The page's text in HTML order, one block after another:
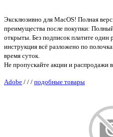
Эксклюзивно для MacOS! Полная
преимущества после покупки:
открыты. Без подписок платите один
инструкция всё разложено по
время суток.
Не пропускайте акции и распродажи
Adobe / / / подобные товары